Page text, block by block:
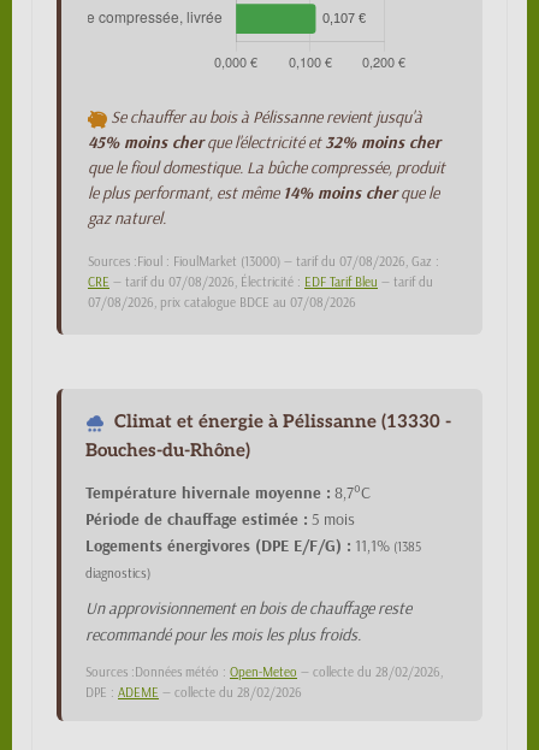
Se chauffer au bois à Pélissanne revient jusqu'à
45% moins cherque l'électricité et32% moins cher
que le fioul domestique. La bûche compressée, produit
le plus performant, est même 14% moins cherque le
gaz naturel.
Sources :Fioul : FioulMarket (13000) — tarif du 07/08/2026, Gaz :
CRE — tarif du 07/08/2026, Électricité : EDF Tarif Bleu — tarif du
07/08/2026, prix catalogue BDCE au 07/08/2026
Climat et énergie à Pélissanne (13330 -
Bouches-du-Rhône)
Température hivernale moyenne : 8,7°C
Période de chauffage estimée : 5 mois
Logements énergivores (DPE E/F/G) : 11,1% (1385
diagnostics)
Un approvisionnement en bois de chauffage reste
recommandé pour les mois les plus froids.
Sources :Données météo : Open-Meteo — collecte du 28/02/2026,
DPE : ADEME — collecte du 28/02/2026